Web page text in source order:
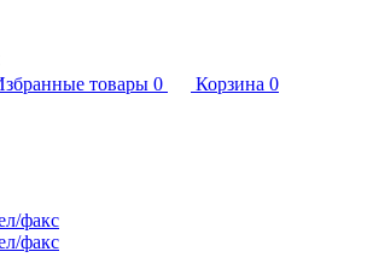
товары 0 Корзина 0
факс
факс